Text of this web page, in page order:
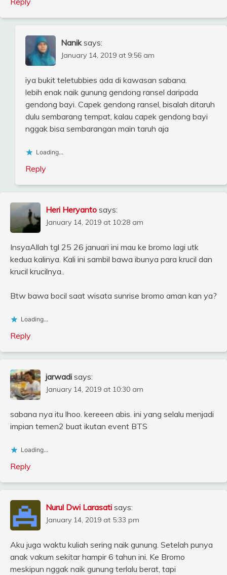
Nanik says:
January 14, 2019 at 9:56 am
iya bukit teletubbies ada di kawasan sabana.
lebih enak naik gunung gendong ransel daripada
gendong bayi. Capek gendong ransel, bisalah ditaruh
dulu sembarang tempat, kalau capek gendong bayi
nggak bisa sembarangan main taruh aja
Loading...
Reply
Heri Heryanto says:
January 14, 2019 at 10:28 am
InsyaAllah tgl 25 26 januari ini mau ke bromo lagi utk
kedua kalinya. Kali ini sambil bawa ibunya para krucil dan
krucil krucilnya..
Btw bawa bocil saat wisata sunrise bromo aman kan ya?
Loading...
Reply
jarwadi says:
January 14, 2019 at 10:30 am
sabana nya itu lhoo. kereeen abis. ini yang selalu menjadi
impian temen2 buat ikutan event BTS
Loading...
Reply
Nurul Dwi Larasati says:
January 14, 2019 at 5:33 pm
Aku juga waktu kuliah sering naik gunung. Setelah punya
anak vakum sekitar hampir 6 tahun ini. Ke Bromo
meskipun nggak naik gunung terlalu berat, tapi